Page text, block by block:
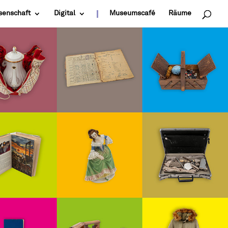
Digital Museumscafé Räume